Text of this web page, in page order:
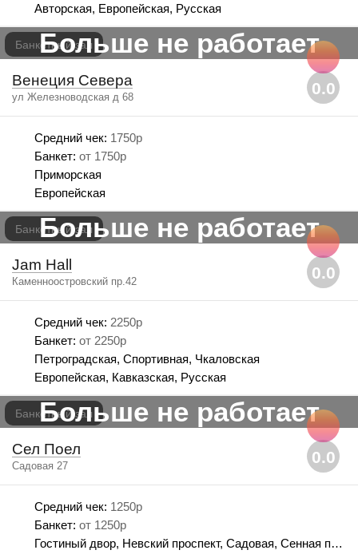
Авторская, Европейская, Русская
Банкетный зал
Больше не работает
0.0
Венеция Севера
ул Железноводская д 68
Средний чек: 1750р
Банкет: от 1750р
Приморская
Европейская
Банкетный зал
Больше не работает
0.0
Jam Hall
Каменноостровский пр.42
Средний чек: 2250р
Банкет: от 2250р
Петроградская, Спортивная, Чкаловская
Европейская, Кавказская, Русская
Банкетный зал
Больше не работает
0.0
Сел Поел
Садовая 27
Средний чек: 1250р
Банкет: от 1250р
Гостиный двор, Невский проспект, Садовая, Сенная площадь, Спасская